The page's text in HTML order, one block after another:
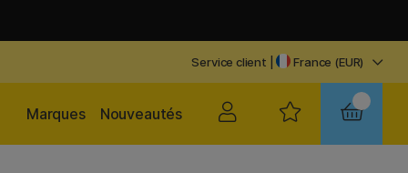
Service client | France (EUR)
Nouveautés
Marques